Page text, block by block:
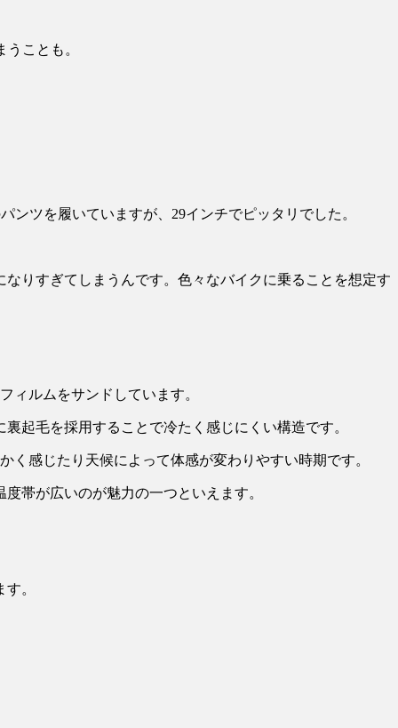
ことも。
ツを履いていますが、29インチでピッタリでした。
りすぎてしまうんです。色々なバイクに乗ることを想定す
ィルムをサンドしています。
起毛を採用することで冷たく感じにくい構造です。
感じたり天候によって体感が変わりやすい時期です。
帯が広いのが魅力の一つといえます。
。